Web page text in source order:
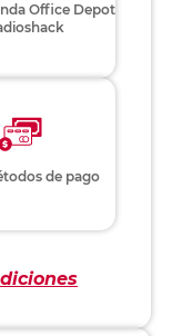
Office Depot
de pago